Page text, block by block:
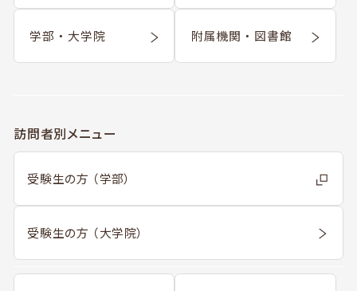
学部 ・ 大学院 附属機関 ・ 図書館
訪問者別メニュー
受験生の方 （学部）
受験生の方 （大学院）